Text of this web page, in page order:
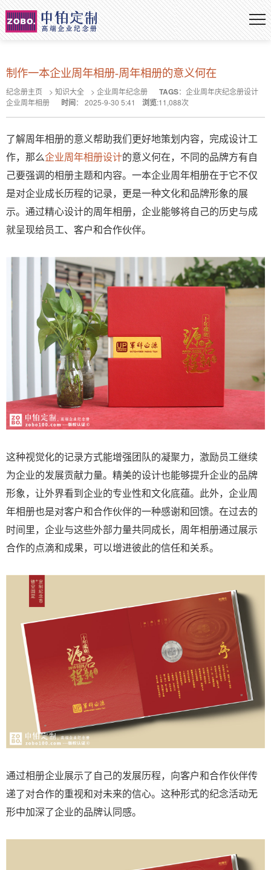
制作一本企业周年相册-周年相册的意义何在
纪念册主页 > 知识大全 > 企业周年纪念册 TAGS： 企业周年庆纪念册设计
企业周年相册
时间： 2025-9-30 5:41 浏览:11,088次
了解周年相册的意义帮助我们更好地策划内容，完成设计工
作，那么企业周年相册设计的意义何在，不同的品牌方有自
己要强调的相册主题和内容。一本企业周年相册在于它不仅
是对企业成长历程的记录，更是一种文化和品牌形象的展
示。通过精心设计的周年相册，企业能够将自己的历史与成
就呈现给员工、客户和合作伙伴。
这种视觉化的记录方式能增强团队的凝聚力，激励员工继续
为企业的发展贡献力量。精美的设计也能够提升企业的品牌
形象，让外界看到企业的专业性和文化底蕴。此外，企业周
年相册也是对客户和合作伙伴的一种感谢和回馈。在过去的
时间里，企业与这些外部力量共同成长，周年相册通过展示
合作的点滴和成果，可以增进彼此的信任和关系。
通过相册企业展示了自己的发展历程，向客户和合作伙伴传
递了对合作的重视和对未来的信心。这种形式的纪念活动无
形中加深了企业的品牌认同感。